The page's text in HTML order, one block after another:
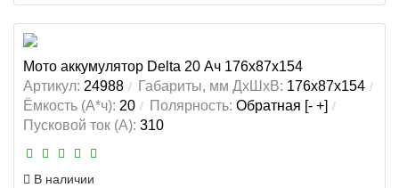
Мото аккумулятор Delta 20 Ач 176x87x154
Артикул: 24988 Габариты, мм ДхШхВ: 176x87x154
Ёмкость (А*ч): 20 Полярность: Обратная [- +]
Пусковой ток (А): 310
В наличии